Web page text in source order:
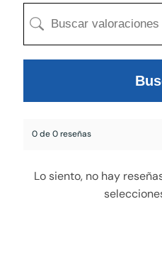
a la cotización
0 de 0 reseñas
Lo siento, no hay